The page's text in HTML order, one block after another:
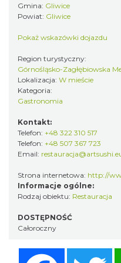
Gmina: Gliwice
Powiat: Gliwice
Pokaż wskazówki dojazdu
Region turystyczny:
Górnośląsko-Zagłębiowska
Lokalizacja: W mieście
Kategoria:
Gastronomia
Kontakt:
Telefon: +48 322 310 517
Telefon: +48 507 367 723
Email:
Strona internetowa: http://
Informacje ogólne:
Rodzaj obiektu: Restauracja
DOSTĘPNOŚĆ
Całoroczny